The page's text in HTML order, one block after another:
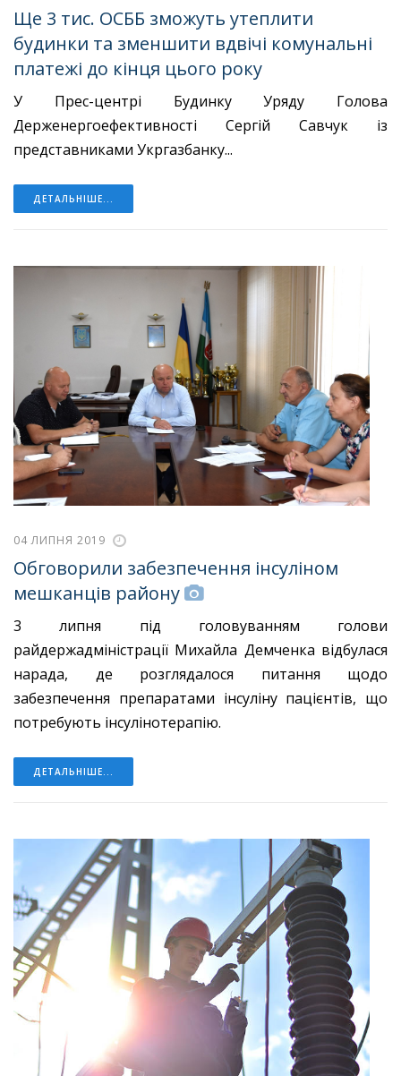
Ще 3 тис. ОСББ зможуть утеплити
будинки та зменшити вдвічі комунальні
платежі до кінця цього року
У Прес-центрі Будинку Уряду Голова
Держенергоефективності Сергій Савчук із
представниками Укргазбанку...
ДЕТАЛЬНІШЕ...
04 ЛИПНЯ 2019
Обговорили забезпечення інсуліном
мешканців району
3 липня під головуванням голови
райдержадміністрації Михайла Демченка відбулася
нарада, де розглядалося питання щодо
забезпечення препаратами інсуліну пацієнтів, що
потребують інсулінотерапію.
ДЕТАЛЬНІШЕ...